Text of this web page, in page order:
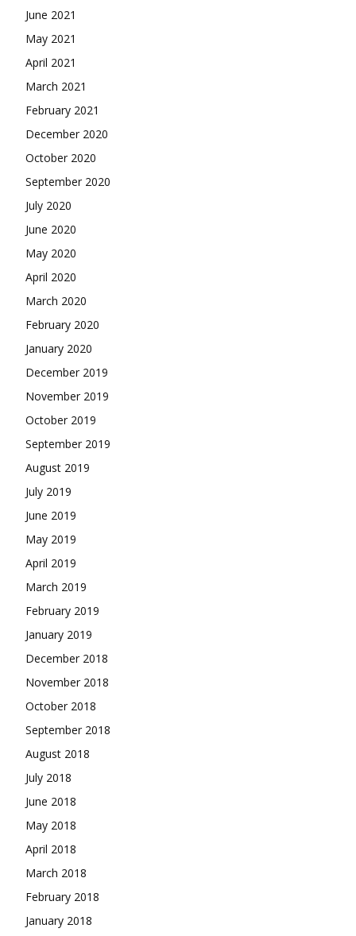
June 2021
May 2021
April 2021
March 2021
February 2021
December 2020
October 2020
September 2020
July 2020
June 2020
May 2020
April 2020
March 2020
February 2020
January 2020
December 2019
November 2019
October 2019
September 2019
August 2019
July 2019
June 2019
May 2019
April 2019
March 2019
February 2019
January 2019
December 2018
November 2018
October 2018
September 2018
August 2018
July 2018
June 2018
May 2018
April 2018
March 2018
February 2018
January 2018